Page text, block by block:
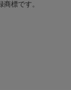
標です。